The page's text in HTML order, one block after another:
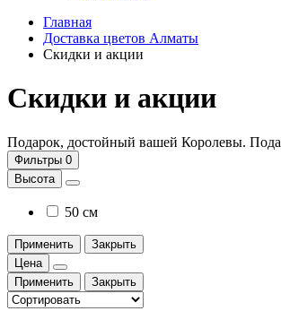
Главная
Доставка цветов Алматы
Скидки и акции
Скидки и акции
Подарок, достойный вашей Королевы.
Фильтры 0
Высота
50 см
Применить
Закрыть
Цена
Применить
Закрыть